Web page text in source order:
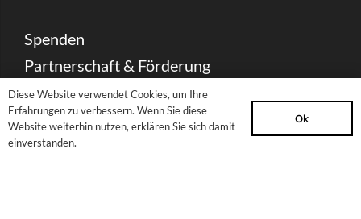
Spenden
Partnerschaft & Förderung
Presse Download
Archiv
Diese Website verwendet Cookies, um Ihre
Erfahrungen zu verbessern. Wenn Sie diese
Website weiterhin nutzen, erklären Sie sich damit
einverstanden.
Ok